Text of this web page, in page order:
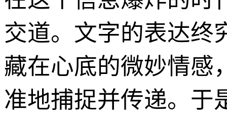
交道。文字的表达终
藏在心底的微妙情感
准地捕捉并传递。于